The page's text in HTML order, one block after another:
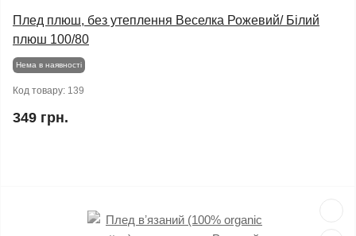
Плед плюш, без утеплення Веселка Рожевий/ Білий
плюш 100/80
Нема в наявності
Код товару: 139
349 грн.